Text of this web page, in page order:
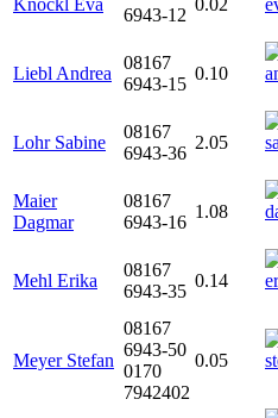
Knöckl Eva
6943-12
0.02
Liebl Andrea
08167
6943-15
0.10
Lohr Sabine
08167
6943-36
2.05
Maier
Dagmar
08167
6943-16
1.08
Mehl Erika
08167
6943-35
0.14
Meyer Stefan
08167
6943-50
0170
7942402
0.05